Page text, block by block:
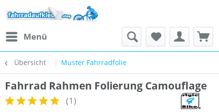
Menü
Übersicht Muster Fahrradfolie
Fahrrad Rahmen Folierung Camouflage
(1)